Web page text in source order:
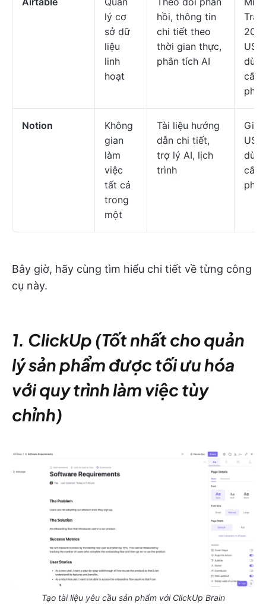
lý cơ
sở dữ
liệu
linh
hoạt
hồi, thông tin
chi tiết theo
thời gian thực,
phân tích AI
Trả
20
cấp
Notion
Không
gian
làm
việc
tất cả
trong
một
Tài liệu hướng
dẫn chi tiết,
trợ lý AI, lịch
trình
Giá
cấp
Bây giờ, hãy cùng tìm hiểu chi tiết về từng công
cụ này.
1. ClickUp (Tốt nhất cho quản
lý sản phẩm được tối ưu hóa
với quy trình làm việc tùy
chỉnh)
Tạo tài liệu yêu cầu sản phẩm với ClickUp Brain